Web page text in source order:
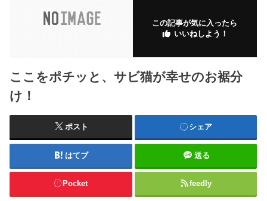
この記事が気に入ったら
いいねしよう！
ここをポチッと、サビ猫が幸せのお裾分
け！
ポスト シェア
はてブ 送る
Pocket feedly